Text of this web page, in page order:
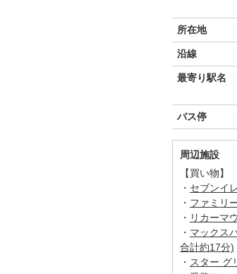
所在地
沿線
最寄り駅名
バス停
周辺施設
【買い物】
・ セブンイ
・ ファミリ
・ リカーマ
・ マックス
合計約17分)
・ スター グ